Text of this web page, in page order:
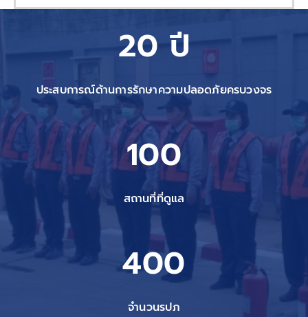
20 ปี
ประสบการณ์ด้านการรักษาความปลอดภัยครบวงจร
100
สถานที่ที่ดูแล
400
จำนวนรปภ